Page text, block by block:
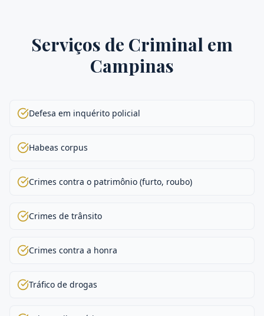
Serviços de Criminal em
Campinas
Defesa em inquérito policial
Habeas corpus
Crimes contra o patrimônio (furto, roubo)
Crimes de trânsito
Crimes contra a honra
Tráfico de drogas